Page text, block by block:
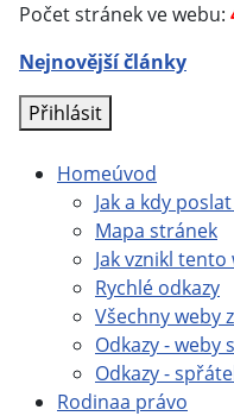
Počet stránek ve webu:
Nejnovější články
Přihlásit
Homeúvod
Jak a kdy
Mapa stránek
Jak vznikl tento
Rychlé odkazy
Všechny weby
Odkazy - weby
Odkazy -
Rodinaa právo